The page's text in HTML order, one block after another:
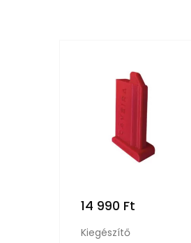
14 990 Ft
Kiegészítő